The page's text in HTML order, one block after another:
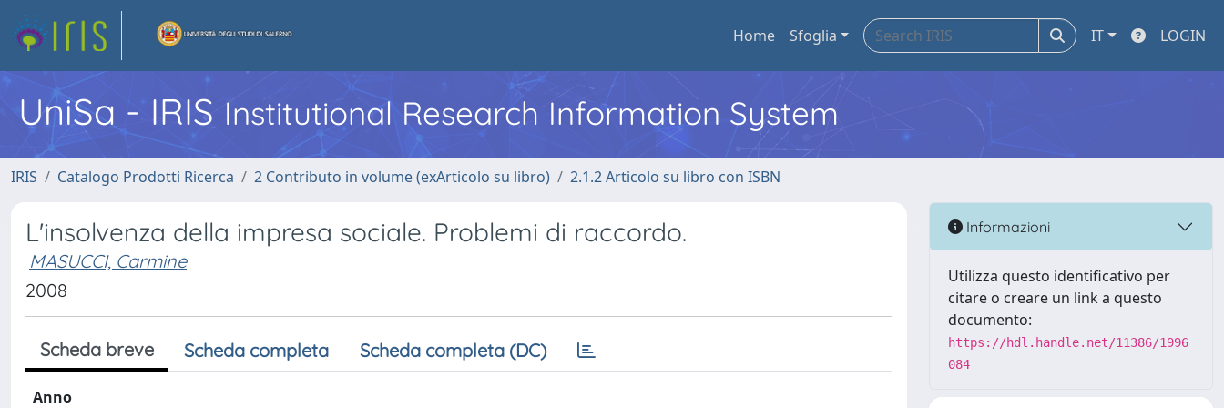
Home Sfoglia IT LOGIN
UniSa - IRIS Institutional Research Information System
IRIS Catalogo Prodotti Ricerca 2 Contributo in volume (exArticolo su libro) 2.1.2 Articolo su libro con ISBN
L'insolvenza della impresa sociale. Problemi di raccordo.
MASUCCI, Carmine
2008
Scheda breve Scheda completa Scheda completa (DC)
Anno
Informazioni
Utilizza questo identificativo per
citare o creare un link a questo
documento:
https://hdl.handle.net/11386/1996
084